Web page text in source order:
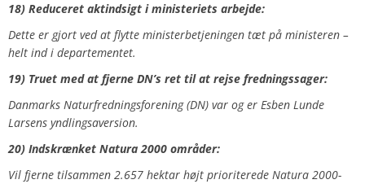
18) Reduceret aktindsigt i ministeriets arbejde:
Dette er gjort ved at flytte ministerbetjeningen tæt på ministeren –
helt ind i departementet.
19) Truet med at fjerne DN’s ret til at rejse fredningssager:
Danmarks Naturfredningsforening (DN) var og er Esben Lunde
Larsens yndlingsaversion.
20) Indskrænket Natura 2000 områder:
Vil fjerne tilsammen 2.657 hektar højt prioriterede Natura 2000-